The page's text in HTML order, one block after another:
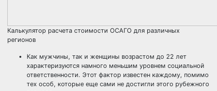
Калькулятор расчета стоимости ОСАГО для различных
регионов
Как мужчины, так и женщины возрастом до 22 лет
характеризуются намного меньшим уровнем социальной
ответственности. Этот фактор известен каждому, помимо
тех особ, которые еще сами не достигли этого рубежного